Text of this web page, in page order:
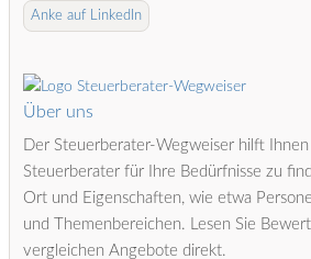
Anke auf LinkedIn
Über uns
Der Steuerberater-Wegweiser hilft
Steuerberater für Ihre Bedürfnisse zu
Ort und Eigenschaften, wie etwa
und Themenbereichen. Lesen Sie
vergleichen Angebote direkt.